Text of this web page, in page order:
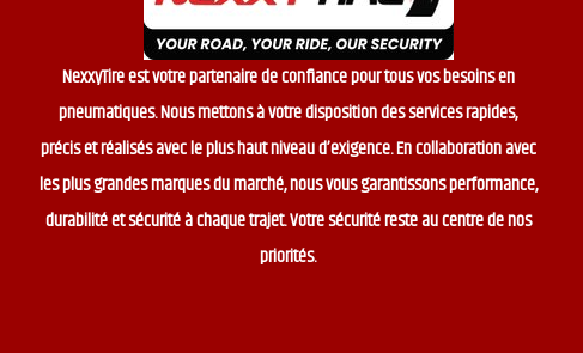
NexxyTire est votre partenaire de confiance pour tous vos besoins en
pneumatiques. Nous mettons à votre disposition des services rapides,
précis et réalisés avec le plus haut niveau d’exigence. En collaboration avec
les plus grandes marques du marché, nous vous garantissons performance,
durabilité et sécurité à chaque trajet. Votre sécurité reste au centre de nos
priorités.